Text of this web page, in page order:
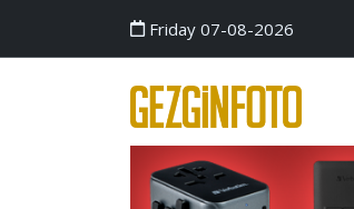
Friday 07-08-2026